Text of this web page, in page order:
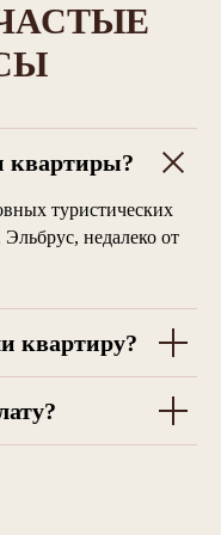
квартиры?
туристических
недалеко от
квартиру?